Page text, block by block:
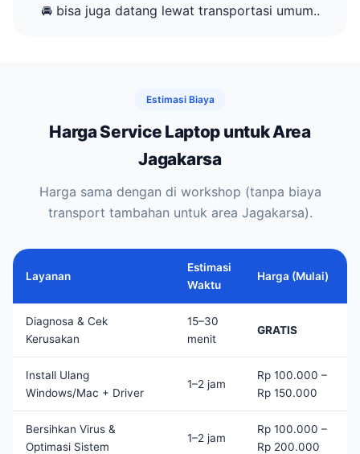
🚘 bisa juga datang lewat transportasi umum..
Estimasi Biaya
Harga Service Laptop untuk Area
Jagakarsa
Harga sama dengan di workshop (tanpa biaya
transport tambahan untuk area Jagakarsa).
Layanan
Estimasi
Waktu
Harga (Mulai)
Diagnosa & Cek
Kerusakan
15–30
menit
GRATIS
Install Ulang
Windows/Mac + Driver
1–2 jam
Rp 100.000 –
Rp 150.000
Bersihkan Virus &
Optimasi Sistem
1–2 jam
Rp 100.000 –
Rp 200.000